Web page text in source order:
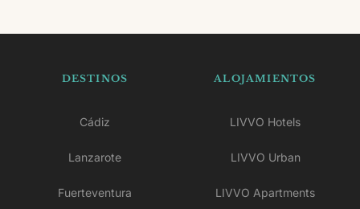
DESTINOS
Cádiz
Lanzarote
Fuerteventura
ALOJAMIENTOS
LIVVO Hotels
LIVVO Urban
LIVVO Apartments